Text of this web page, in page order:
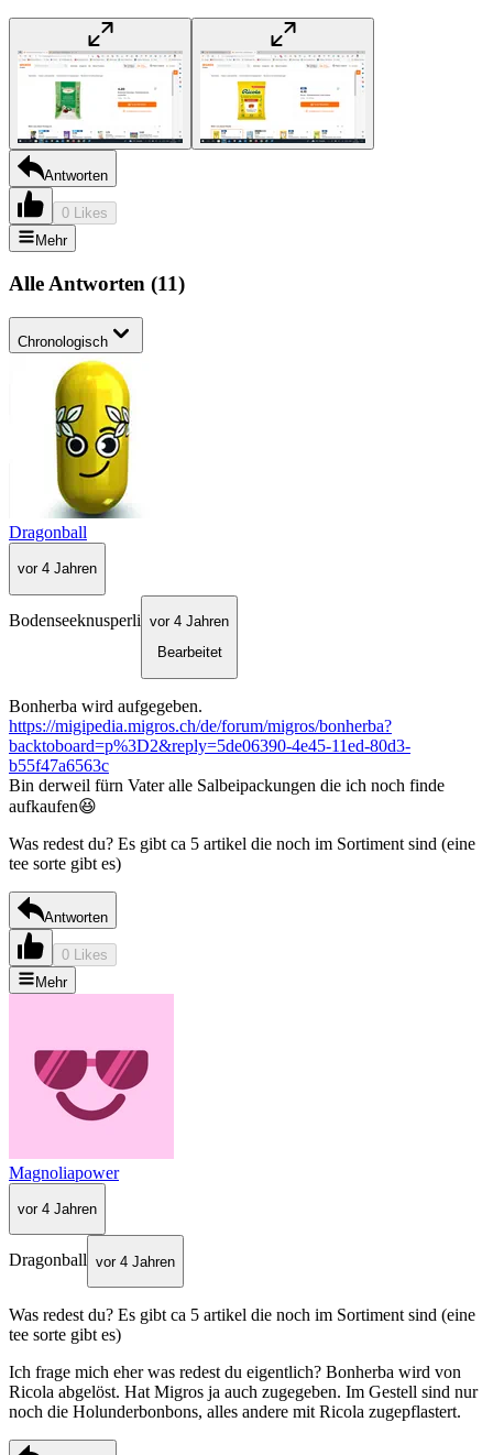
Antworten
0 Likes
Mehr
Alle Antworten (11)
Chronologisch
Dragonball
vor 4 Jahren
Bodenseeknusperli vor 4 Jahren
Bearbeitet
Bonherba wird aufgegeben.
https://migipedia.migros.ch/de/forum/migros/bonherba?
backtoboard=p%3D2&reply=5de06390-4e45-11ed-80d3-
b55f47a6563c
Bin derweil fürn Vater alle Salbeipackungen die ich noch finde
aufkaufen😆
Was redest du? Es gibt ca 5 artikel die noch im Sortiment sind (eine
tee sorte gibt es)
Antworten
0 Likes
Mehr
Magnoliapower
vor 4 Jahren
Dragonball vor 4 Jahren
Was redest du? Es gibt ca 5 artikel die noch im Sortiment sind (eine
tee sorte gibt es)
Ich frage mich eher was redest du eigentlich? Bonherba wird von
Ricola abgelöst. Hat Migros ja auch zugegeben. Im Gestell sind nur
noch die Holunderbonbons, alles andere mit Ricola zugepflastert.